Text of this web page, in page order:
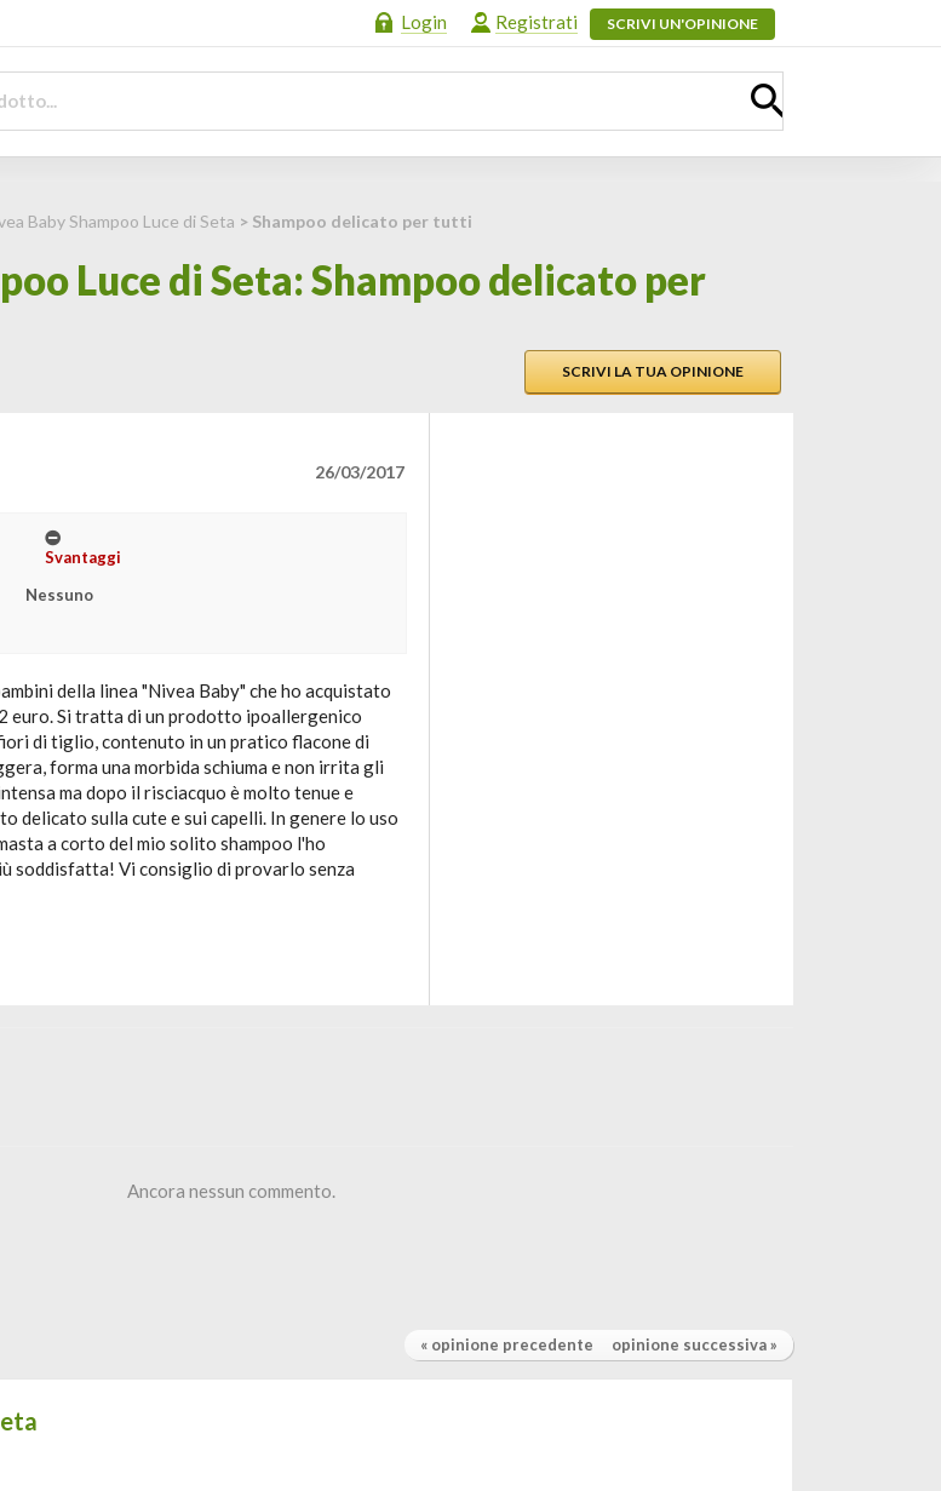
Login Registrati SCRIVI UN'OPINIONE
Baby Shampoo Luce di Seta > Shampoo delicato per tutti
Luce di Seta: Shampoo delicato per
SCRIVI LA TUA OPINIONE
26/03/2017
Svantaggi
Nessuno
della linea "Nivea Baby" che ho acquistato
euro. Si tratta di un prodotto ipoallergenico
di tiglio, contenuto in un pratico flacone di
forma una morbida schiuma e non irrita gli
ma dopo il risciacquo è molto tenue e
delicato sulla cute e sui capelli. In genere lo uso
a corto del mio solito shampoo l'ho
soddisfatta! Vi consiglio di provarlo senza
Ancora nessun commento.
« opinione precedente opinione successiva »